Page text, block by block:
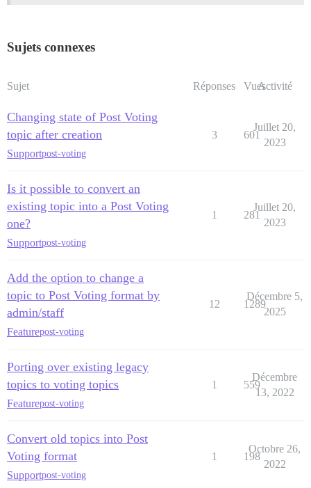
Sujets connexes
Sujet Réponses VuesActivité
Changing state of Post Voting
topic after creation
Supportpost-voting
3 601
Juillet 20,
2023
Is it possible to convert an
existing topic into a Post Voting
one?
Supportpost-voting
1 281
Juillet 20,
2023
Add the option to change a
topic to Post Voting format by
admin/staff
Featurepost-voting
12 1289
Décembre 5,
2025
Porting over existing legacy
topics to voting topics
Featurepost-voting
1 559
Décembre
13, 2022
Convert old topics into Post
Voting format
Supportpost-voting
1 198
Octobre 26,
2022